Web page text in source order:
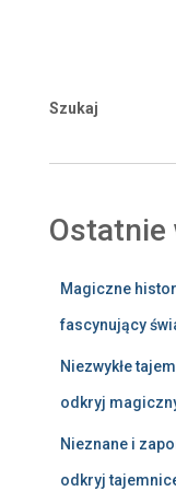
Szukaj
Ostatnie
Magiczne
fascynujący
Niezwykłe
odkryj
Nieznane i
odkryj